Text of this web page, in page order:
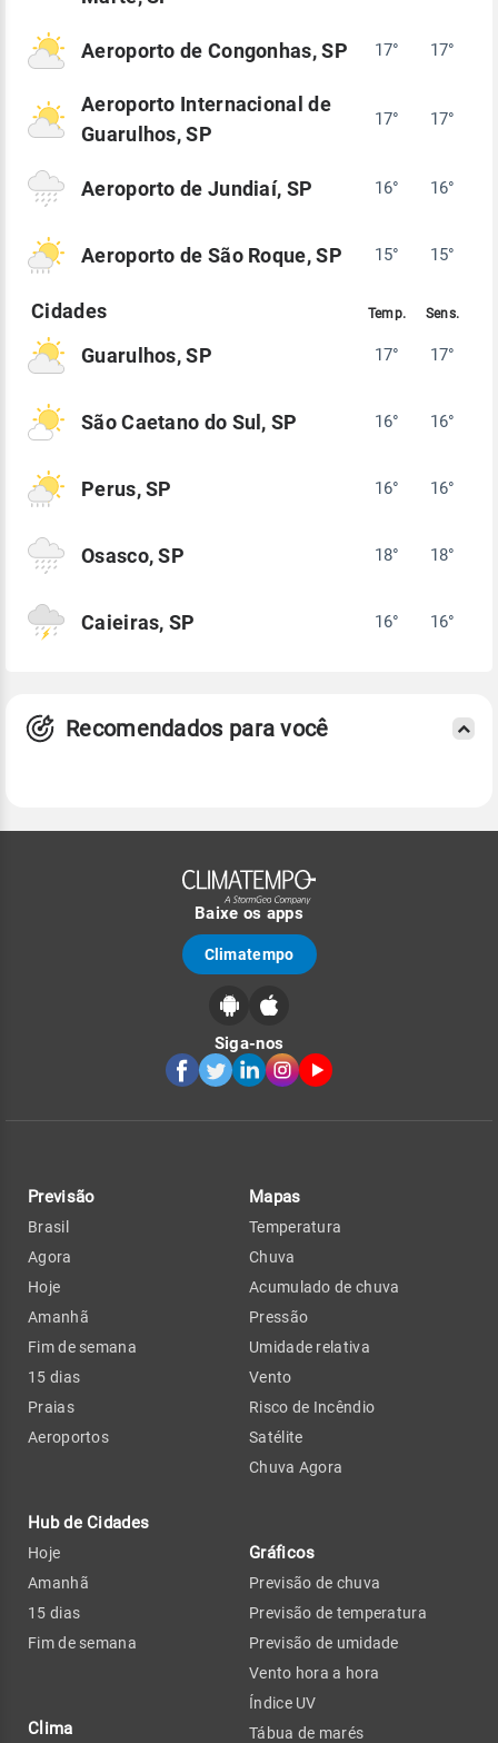
Aeroporto de Congonhas, SP 17° 17°
Aeroporto Internacional de
Guarulhos, SP
17° 17°
Aeroporto de Jundiaí, SP 16° 16°
Aeroporto de São Roque, SP 15° 15°
Guarulhos, SP 17° 17°
São Caetano do Sul, SP 16° 16°
Perus, SP 16° 16°
Osasco, SP 18° 18°
Caieiras, SP 16° 16°
Recomendados para você
Baixe os apps
Climatempo
Siga-nos
Previsão
Brasil
Agora
Hoje
Amanhã
Fim de semana
15 dias
Praias
Aeroportos
Hub de Cidades
Hoje
Amanhã
15 dias
Fim de semana
Clima
Mapas
Temperatura
Chuva
Acumulado de chuva
Pressão
Umidade relativa
Vento
Risco de Incêndio
Satélite
Chuva Agora
Gráficos
Previsão de chuva
Previsão de temperatura
Previsão de umidade
Vento hora a hora
Índice UV
Tábua de marés